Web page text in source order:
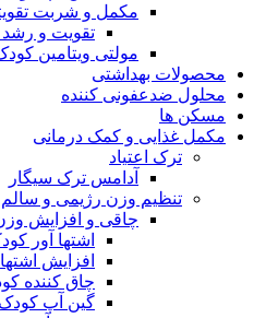
مکمل و شربت
تقویت و
مولتی ویتامین
محصولات بهداشتی
محلول ضدعفونی کننده
مسکن ها
مکمل غذایی و کمک درمانی
ترک اعتیاد
آدامس ترک سیگار
تنظیم وزن رژیمی و سالم
چاقی و افزایش
اشتها آور
افزایش اشتها
چاق کننده
گین آپ کودک